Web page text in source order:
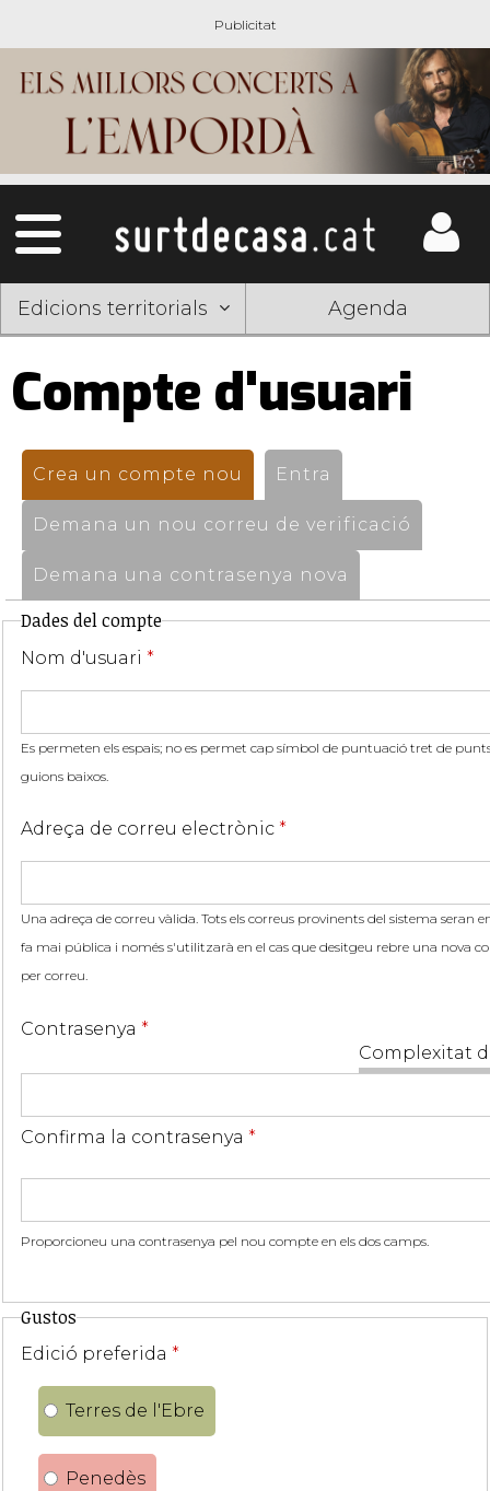
Edicions territorials Agenda
Compte d'usuari
Pestanyes
primàries
Crea un compte nou (pestanya activa)
Entra
Demana un nou correu de verificació
Demana una contrasenya nova
Dades del compte
Nom d'usuari *
Es permeten els espais; no es permet cap símbol de puntuació tret de
guions baixos.
Adreça de correu electrònic *
Una adreça de correu vàlida. Tots els correus provinents del sistema seran
fa mai pública i només s'utilitzarà en el cas que desitgeu rebre una nova
per correu.
Complexitat
Contrasenya *
Confirma la contrasenya *
Proporcioneu una contrasenya pel nou compte en els dos camps.
Gustos
Edició preferida *
Terres de l'Ebre
Penedès